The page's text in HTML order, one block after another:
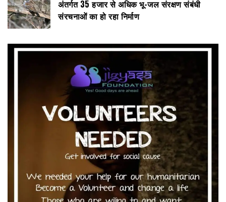
अंतर्गत 35 हजार से अधिक भू-जल संरक्षण संबंधी
संरचनाओं का हो रहा निर्माण